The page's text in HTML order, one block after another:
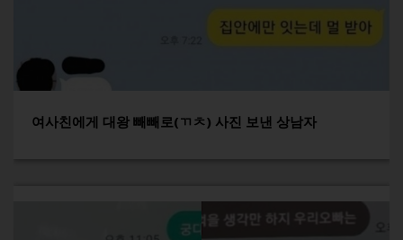
여사친에게 대왕 빼빼로(ㄲㅊ) 사진 보낸 상남자